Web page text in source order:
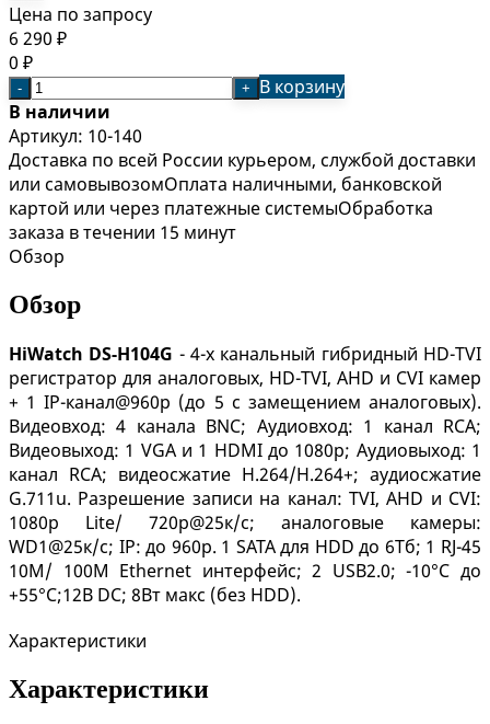
Цена по запросу
6 290 ₽
0 ₽
- +
В корзину
В наличии
Артикул: 10-140
Доставка по всей России курьером, службой доставки
или самовывозомОплата наличными, банковской
картой или через платежные системыОбработка
заказа в течении 15 минут
Обзор
Обзор
HiWatch DS-H104G - 4-х канальный гибридный HD-TVI
регистратор для аналоговых, HD-TVI, AHD и CVI камер
+ 1 IP-канал@960p (до 5 с замещением аналоговых).
Видеовход: 4 канала BNC; Аудиовход: 1 канал RCA;
Видеовыход: 1 VGA и 1 HDMI до 1080p; Аудиовыход: 1
канал RCA; видеосжатие H.264/H.264+; аудиосжатие
G.711u. Разрешение записи на канал: TVI, AHD и CVI:
1080p Lite/ 720p@25к/с; аналоговые камеры:
WD1@25к/с; IP: до 960p. 1 SATA для HDD до 6Тб; 1 RJ-45
10M/ 100M Ethernet интерфейс; 2 USB2.0; -10°C до
+55°C;12В DC; 8Вт макс (без HDD).
Характеристики
Характеристики